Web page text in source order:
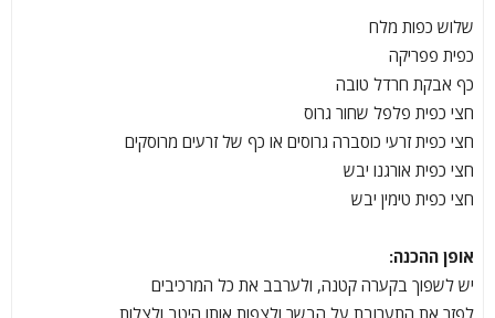
שלוש כפות מלח
כפית פפריקה
כף אבקת חרדל טובה
חצי כפית פלפל שחור גרוס
חצי כפית זרעי כוסברה גרוסים או כף של זרעים מרוסקים
חצי כפית אורגנו יבש
חצי כפית טימין יבש
אופן ההכנה:
יש לשפוך בקערה קטנה, ולערבב את כל המרכיבים